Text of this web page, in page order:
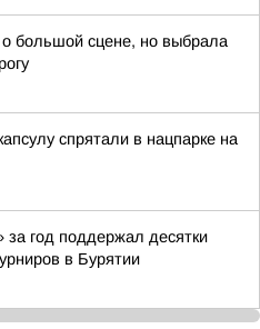
большой сцене, но выбрала
спрятали в нацпарке на
за год поддержал десятки
в Бурятии